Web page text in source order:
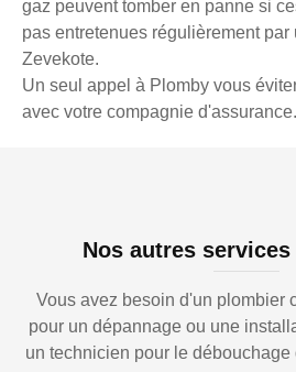
gaz peuvent tomber en panne si
pas entretenues régulièrement par
Zevekote.
Un seul appel à Plomby vous
avec votre compagnie d'assurance.
Nos autres services
Vous avez besoin d'un plombier
pour un dépannage ou une
un technicien pour le